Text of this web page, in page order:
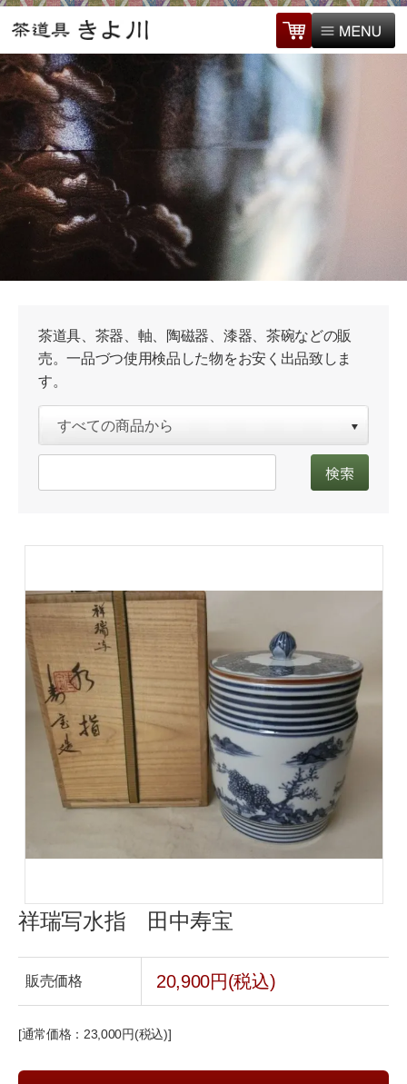
茶道具、茶器、軸、陶磁器、漆器、茶碗などの販
売。一品づつ使用検品した物をお安く出品致しま
す。
祥瑞写水指 田中寿宝
販売価格 20,900円(税込)
[通常価格：23,000円(税込)]